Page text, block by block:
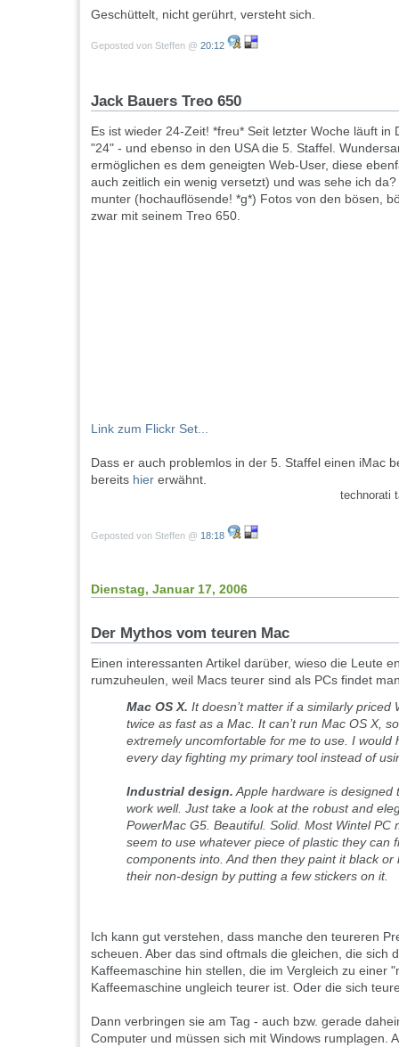
Geschüttelt, nicht gerührt, versteht sich.
Geposted von Steffen @ 20:12
Jack Bauers Treo 650
Es ist wieder 24-Zeit! *freu* Seit letzter Woche läuft in
"24" - und ebenso in den USA die 5. Staffel.
ermöglichen es dem geneigten Web-User, diese
auch zeitlich ein wenig versetzt) und was sehe ich
munter (hochauflösende! *g*) Fotos von den bösen,
zwar mit seinem Treo 650.
Link zum Flickr Set...
Dass er auch problemlos in der 5. Staffel einen iMac
bereits hier erwähnt.
technorati
Geposted von Steffen @ 18:18
Dienstag, Januar 17, 2006
Der Mythos vom teuren Mac
Einen interessanten Artikel darüber, wieso die Leute
rumzuheulen, weil Macs teurer sind als PCs findet
Mac OS X. It doesn’t matter if a similarly priced
twice as fast as a Mac. It can’t run Mac OS X,
extremely uncomfortable for me to use. I would
every day fighting my primary tool instead of
Industrial design.Apple hardware is designed
work well. Just take a look at the robust and
PowerMac G5. Beautiful. Solid. Most Wintel PC
seem to use whatever piece of plastic they can
components into. And then they paint it black or
their non-design by putting a few stickers on it.
Ich kann gut verstehen, dass manche den teureren
scheuen. Aber das sind oftmals die gleichen, die sich
Kaffeemaschine hin stellen, die im Vergleich zu einer
Kaffeemaschine ungleich teurer ist. Oder die sich
Dann verbringen sie am Tag - auch bzw. gerade
Computer und müssen sich mit Windows rumplagen.